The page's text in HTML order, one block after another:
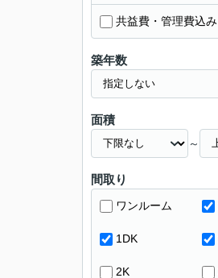
共益費・管理費込み
築年数
面積
～
間取り
ワンルーム
1DK
2K